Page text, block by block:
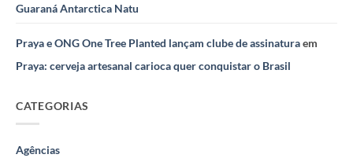
Guaraná Antarctica Natu
Praya e ONG One Tree Planted lançam clube de assinaturaem
Praya: cerveja artesanal carioca quer conquistar o Brasil
CATEGORIAS
Agências